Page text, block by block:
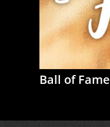
Ball of Fame